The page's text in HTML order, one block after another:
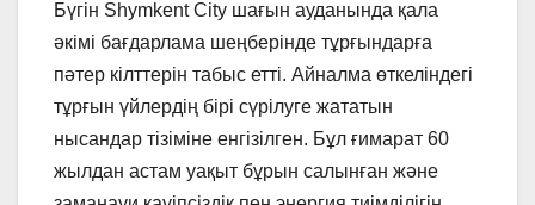
Бүгін Shymkent City шағын ауданында қала
әкімі бағдарлама шеңберінде тұрғындарға
пәтер кілттерін табыс етті. Айналма өткеліндегі
тұрғын үйлердің бірі сүрілуге жататын
нысандар тізіміне енгізілген. Бұл ғимарат 60
жылдан астам уақыт бұрын салынған және